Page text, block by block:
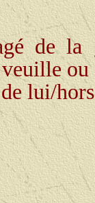
de la
lui/